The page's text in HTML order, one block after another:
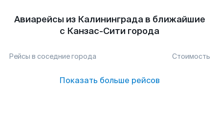
Авиарейсы из Калининграда в ближайшие
с Канзас-Сити города
Рейсы в соседние города Стоимость
Показать больше рейсов